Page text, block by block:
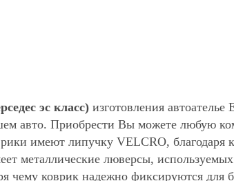
эс класс) изготовления
авто. Приобрести Вы можете любую
имеют липучку VELCRO, благодаря
металлические люверсы,
чему коврик надежно фиксируются для